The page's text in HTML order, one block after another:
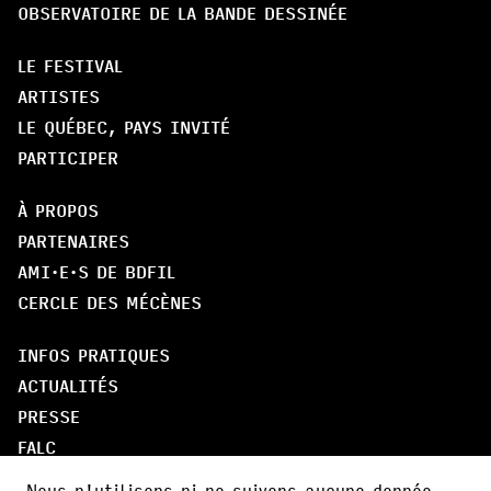
OBSERVATOIRE DE LA BANDE DESSINÉE
LE FESTIVAL
ARTISTES
LE QUÉBEC, PAYS INVITÉ
PARTICIPER
À PROPOS
PARTENAIRES
AMI·E·S DE BDFIL
CERCLE DES MÉCÈNES
INFOS PRATIQUES
ACTUALITÉS
PRESSE
FALC